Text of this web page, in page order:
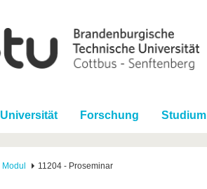
Universität Forschung Studium
Modul 11204 - Proseminar